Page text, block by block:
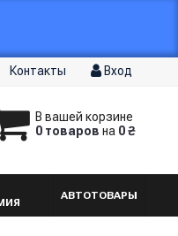
Контакты Вход
В вашей корзине
0 товаров на 0 ₴
АВТОТОВАРЫ